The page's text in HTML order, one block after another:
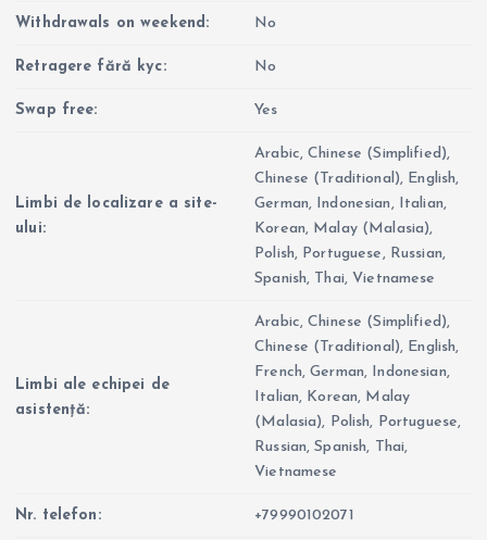
Withdrawals on weekend: No
Retragere fără kyc: No
Swap free: Yes
Limbi de localizare a site-
ului:
Arabic, Chinese (Simplified),
Chinese (Traditional), English,
German, Indonesian, Italian,
Korean, Malay (Malasia),
Polish, Portuguese, Russian,
Spanish, Thai, Vietnamese
Limbi ale echipei de
asistență:
Arabic, Chinese (Simplified),
Chinese (Traditional), English,
French, German, Indonesian,
Italian, Korean, Malay
(Malasia), Polish, Portuguese,
Russian, Spanish, Thai,
Vietnamese
Nr. telefon: +79990102071